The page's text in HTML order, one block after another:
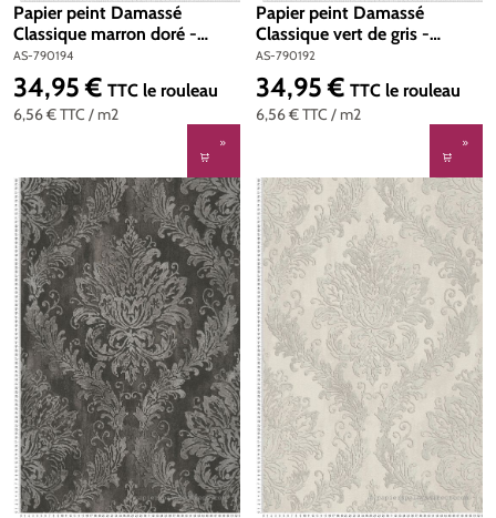
Papier peint Damassé
Classique marron doré -
Metropolitan Stories 5 Vibes
& Styles d'A.S. Création | Réf.
AS-790194
AS-790194
6,56 €TTC / m2
Prix régulier :
34,95 € TTC le rouleau
Papier peint Damassé
Classique vert de gris -
Metropolitan Stories 5 Vibes
& Styles d'A.S. Création | Réf.
AS-790192
AS-790192
6,56 €TTC / m2
Prix régulier :
34,95 € TTC le rouleau